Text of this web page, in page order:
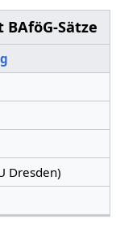
Sätze
Dresden)